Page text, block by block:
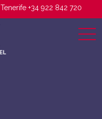
Tenerife +34 922 842 720